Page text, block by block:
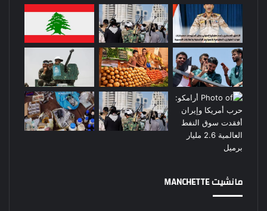
مانشيت MANCHETTE